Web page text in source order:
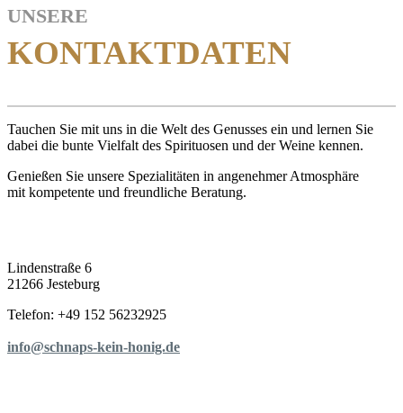
UNSERE
KONTAKTDATEN
Tauchen Sie mit uns in die Welt des Genusses ein und lernen Sie
dabei die bunte Vielfalt des Spirituosen und der Weine kennen.
Genießen Sie unsere Spezialitäten in angenehmer Atmosphäre
mit kompetente und freundliche Beratung.
Lindenstraße 6
21266 Jesteburg
Telefon: +49 152 56232925
info@schnaps-kein-honig.de